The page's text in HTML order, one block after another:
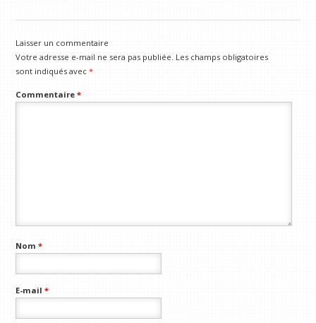
Laisser un commentaire
Votre adresse e-mail ne sera pas publiée. Les champs obligatoires
sont indiqués avec*
Commentaire*
Nom*
E-mail*